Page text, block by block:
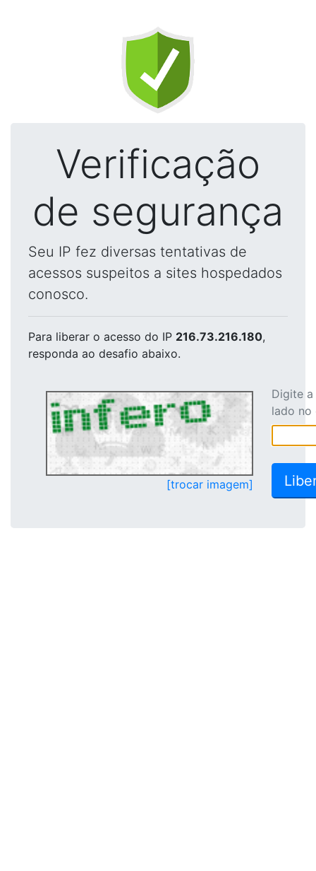
Verificação
de segurança
Seu IP fez diversas tentativas de
acessos suspeitos a sites hospedados
conosco.
Para liberar o acesso do IP 216.73.216.180,
responda ao desafio abaixo.
[trocar imagem]
Digite
lado no